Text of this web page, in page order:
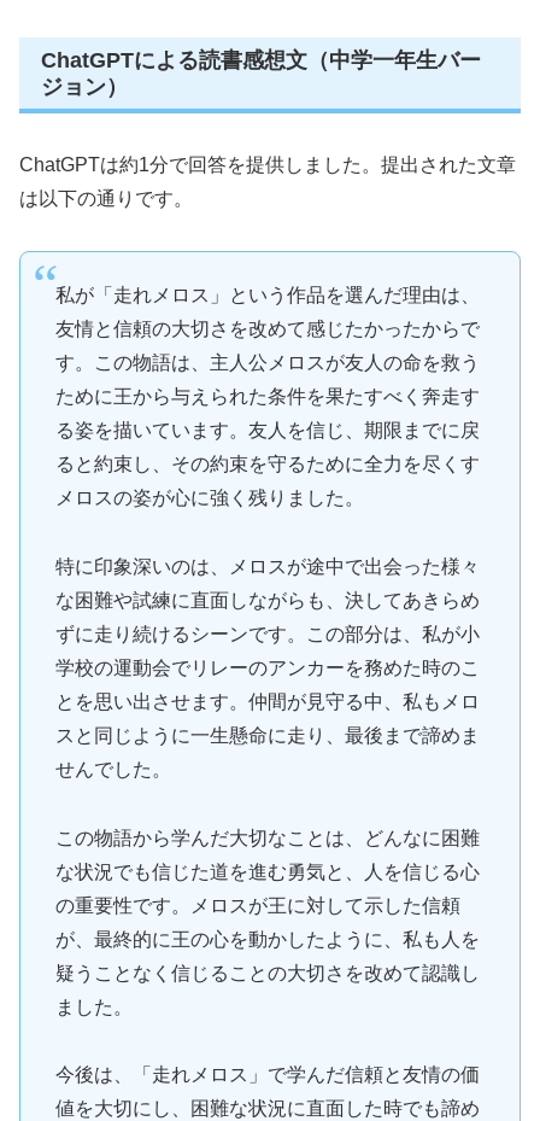
ChatGPTによる読書感想文（中学一年生バー
ジョン）
ChatGPTは約1分で回答を提供しました。提出された文章
は以下の通りです。
私が「走れメロス」という作品を選んだ理由は、
友情と信頼の大切さを改めて感じたかったからで
す。この物語は、主人公メロスが友人の命を救う
ために王から与えられた条件を果たすべく奔走す
る姿を描いています。友人を信じ、期限までに戻
ると約束し、その約束を守るために全力を尽くす
メロスの姿が心に強く残りました。
特に印象深いのは、メロスが途中で出会った様々
な困難や試練に直面しながらも、決してあきらめ
ずに走り続けるシーンです。この部分は、私が小
学校の運動会でリレーのアンカーを務めた時のこ
とを思い出させます。仲間が見守る中、私もメロ
スと同じように一生懸命に走り、最後まで諦めま
せんでした。
この物語から学んだ大切なことは、どんなに困難
な状況でも信じた道を進む勇気と、人を信じる心
の重要性です。メロスが王に対して示した信頼
が、最終的に王の心を動かしたように、私も人を
疑うことなく信じることの大切さを改めて認識し
ました。
今後は、「走れメロス」で学んだ信頼と友情の価
値を大切にし、困難な状況に直面した時でも諦め